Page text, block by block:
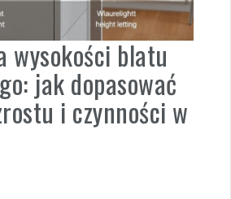
wysokości blatu
jak dopasować
i czynności w